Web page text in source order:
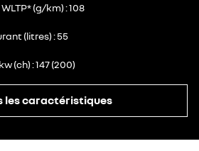
(g/km) 108
(litres) 55
(ch) 147 (200)
les caractéristiques